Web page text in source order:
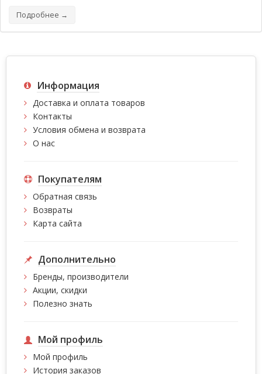
Подробнее →
Информация
Доставка и оплата товаров
Контакты
Условия обмена и возврата
О нас
Покупателям
Обратная связь
Возвраты
Карта сайта
Дополнительно
Бренды, производители
Акции, скидки
Полезно знать
Мой профиль
Мой профиль
История заказов